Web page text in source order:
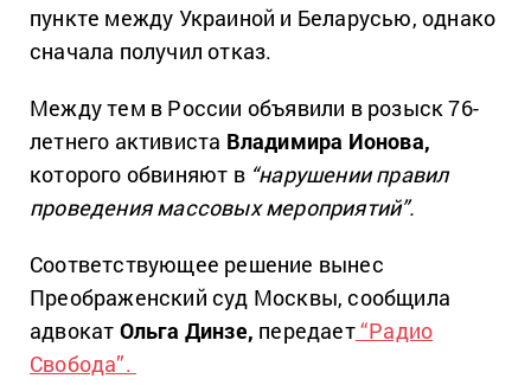
пункте между Украиной и Беларусью, однако
сначала получил отказ.
Между тем в России объявили в розыск 76-
летнего активиста Владимира Ионова,
которого обвиняют в “нарушении правил
проведения массовых мероприятий”.
Соответствующее решение вынес
Преображенский суд Москвы, сообщила
адвокат Ольга Динзе, передает“Радио
Свобода”.